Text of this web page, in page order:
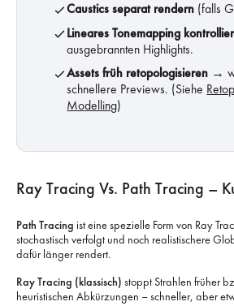
Caustics separat rendern (falls
Lineares Tonemapping
ausgebrannten Highlights.
Assets früh retopologisieren →
schnellere Previews. (Siehe
Modelling)
Ray Tracing Vs. Path Tracing –
Path Tracing ist eine spezielle Form von Ray
stochastisch verfolgt und noch realistischere
dafür länger rendert.
Ray Tracing (klassisch) stoppt Strahlen früher
heuristischen Abkürzungen – schneller, aber